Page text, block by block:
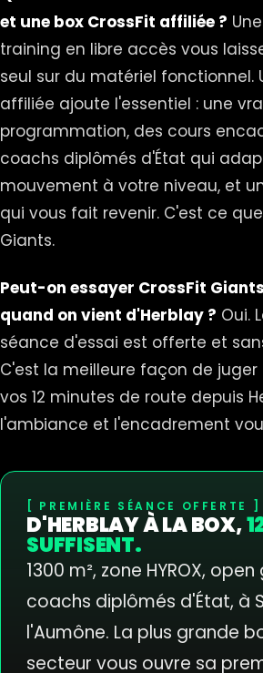
et une box CrossFit affiliée ?
training en libre accès vous
seul sur du matériel fonctionnel.
affiliée ajoute l'essentiel : une
programmation, des cours
coachs diplômés d'État qui
mouvement à votre niveau, et
qui vous fait revenir. C'est ce
Giants.
Peut-on essayer CrossFit
quand on vient d'Herblay ? Oui.
séance d'essai est offerte et
C'est la meilleure façon de juger
vos 12 minutes de route depuis
l'ambiance et l'encadrement
PREMIÈRE SÉANCE OFFERTE
D'HERBLAY À LA BOX,
SUFFISENT.
1300 m², zone HYROX,
coachs diplômés d'État, à
l'Aumône. La plus grande
secteur vous ouvre sa